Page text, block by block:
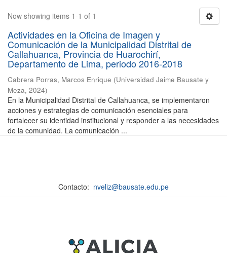
Now showing items 1-1 of 1
Actividades en la Oficina de Imagen y
Comunicación de la Municipalidad Distrital de
Callahuanca, Provincia de Huarochirí,
Departamento de Lima, periodo 2016-2018
Cabrera Porras, Marcos Enrique (Universidad Jaime Bausate y
Meza, 2024)
En la Municipalidad Distrital de Callahuanca, se implementaron
acciones y estrategias de comunicación esenciales para
fortalecer su identidad institucional y responder a las necesidades
de la comunidad. La comunicación ...
Contacto: nveliz@bausate.edu.pe